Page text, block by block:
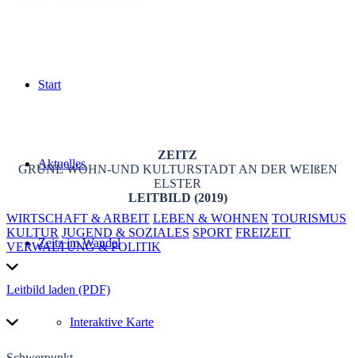
Start
Aktuelles
Zeitz im Wandel
Interaktive Karte
ZEITZ
GRÜNE WOHN-UND KULTURSTADT AN DER WEIßEN
ELSTER
LEITBILD (2019)
WIRTSCHAFT & ARBEIT LEBEN & WOHNEN TOURISMUS
KULTUR JUGEND & SOZIALES SPORT FREIZEIT
VERWALTUNG & POLITIK
Leitbild laden (PDF)